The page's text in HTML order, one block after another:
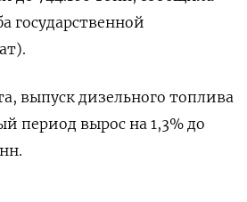
государственной
выпуск дизельного топлива
период вырос на 1,3% до